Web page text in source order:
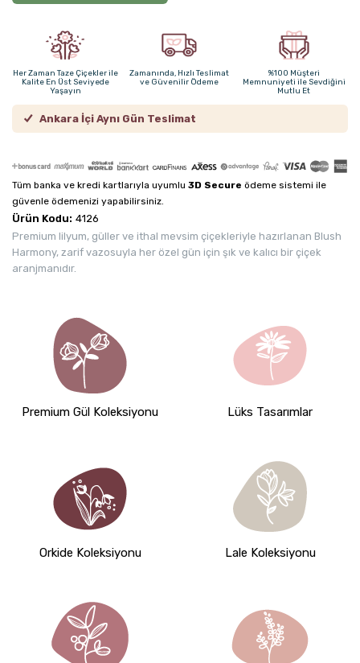
Her Zaman Taze Çiçekler ile
Kalite En Üst Seviyede
Yaşayın
Zamanında, Hızlı Teslimat
ve Güvenilir Ödeme
%100 Müşteri
Memnuniyeti ile Sevdiğini
Mutlu Et
Ankara İçi Aynı Gün Teslimat
Tüm banka ve kredi kartlarıyla uyumlu 3D Secure ödeme sistemi ile
güvenle ödemenizi yapabilirsiniz.
Ürün Kodu: 4126
Premium lilyum, güller ve ithal mevsim çiçekleriyle hazırlanan Blush
Harmony, zarif vazosuyla her özel gün için şık ve kalıcı bir çiçek
aranjmanıdır.
Premium Gül Koleksiyonu Lüks Tasarımlar
Orkide Koleksiyonu Lale Koleksiyonu